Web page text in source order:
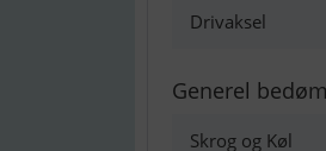
Drivaksel
Generel
Skrog og Køl